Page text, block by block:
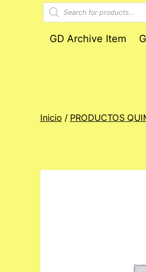
Products
search
GD Archive Item
Inicio / PRODUCTOS